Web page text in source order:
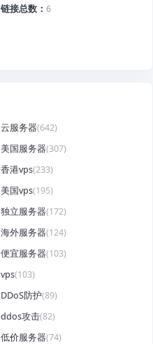
链接总数
6
云服务器(642)
美国服务器(307)
香港vps(233)
美国vps(195)
独立服务器(172)
海外服务器(124)
便宜服务器(103)
vps(103)
DDoS防护(89)
ddos攻击(82)
低价服务器(74)